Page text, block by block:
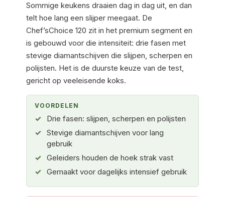
Sommige keukens draaien dag in dag uit, en dan
telt hoe lang een slijper meegaat. De
Chef’sChoice 120 zit in het premium segment en
is gebouwd voor die intensiteit: drie fasen met
stevige diamantschijven die slijpen, scherpen en
polijsten. Het is de duurste keuze van de test,
gericht op veeleisende koks.
VOORDELEN
Drie fasen: slijpen, scherpen en polijsten
Stevige diamantschijven voor lang
gebruik
Geleiders houden de hoek strak vast
Gemaakt voor dagelijks intensief gebruik